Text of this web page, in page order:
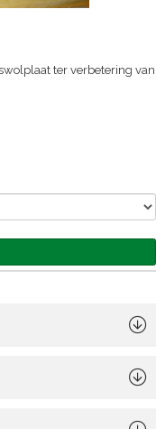
ter verbetering van